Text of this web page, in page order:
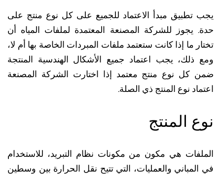
تطبيق مبدأ الاعتماد للجميع على كل نوع منتج على
يجوز للشركة المصنعة المعتمدة لملفات المياه أن
ما إذا كانت ستعتمد ملفات المبردات الخاصة بها أم لا،
ذلك، يجب اعتماد جميع الأشكال الهندسية المنتجة
كل نوع منتج معتمد إذا اختارت الشركة المصنعة
نوع المنتج ذي الصلة.
المنتج
هي مكون من مكونات نظام التبريد، للاستخدام
والعمليات، التي تتيح نقل الحرارة بين وسطين